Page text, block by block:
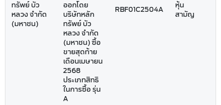
ทรัพย์ บัว
หลวง จำกัด
(มหาชน)
ออกโดย
บริษัทหลัก
ทรัพย์ บัว
หลวง จำกัด
(มหาชน) ซื้อ
ขายสุดท้าย
เดือนเมษายน
2568
ประเภทสิทธิ
ในการซื้อ รุ่น
A
RBF01C2504A
หุ้น
สามัญ